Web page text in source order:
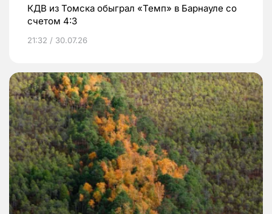
КДВ из Томска обыграл «Темп» в Барнауле со
счетом 4:3
21:32 / 30.07.26